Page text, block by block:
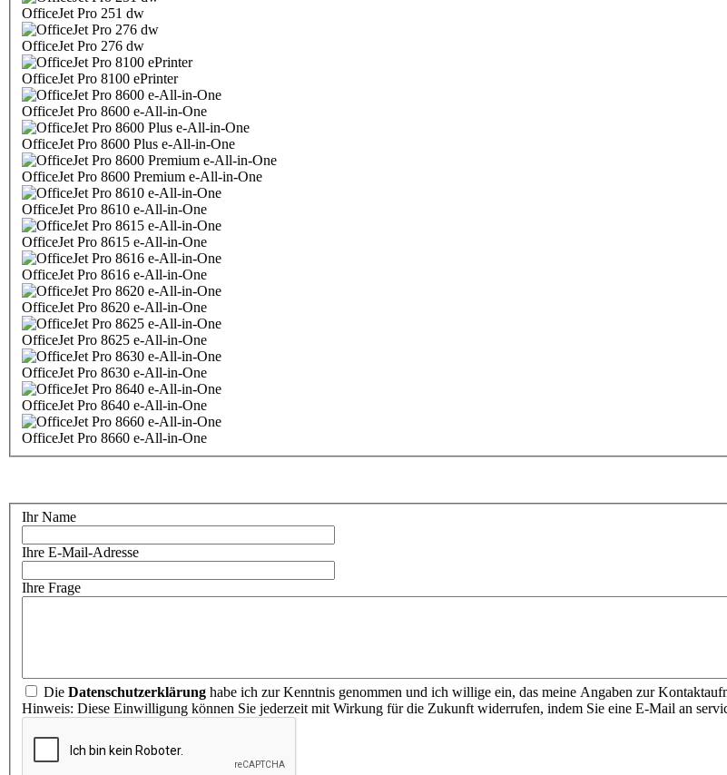
OfficeJet Pro 251 dw
OfficeJet Pro 276 dw
OfficeJet Pro 8100 ePrinter
OfficeJet Pro 8600 e-All-in-One
OfficeJet Pro 8600 Plus e-All-in-One
OfficeJet Pro 8600 Premium e-All-in-One
OfficeJet Pro 8610 e-All-in-One
OfficeJet Pro 8615 e-All-in-One
OfficeJet Pro 8616 e-All-in-One
OfficeJet Pro 8620 e-All-in-One
OfficeJet Pro 8625 e-All-in-One
OfficeJet Pro 8630 e-All-in-One
OfficeJet Pro 8640 e-All-in-One
OfficeJet Pro 8660 e-All-in-One
Ihr Name
Ihre E-Mail-Adresse
Ihre Frage
Die Datenschutzerklärung habe ich zur Kenntnis genommen und ich willige ein, das meine Angaben zur
Hinweis: Diese Einwilligung können Sie jederzeit mit Wirkung für die Zukunft widerrufen, indem Sie eine E-Mail an